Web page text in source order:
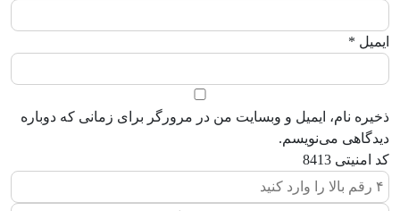
ایمیل *
ذخیره نام، ایمیل و وبسایت من در مرورگر برای زمانی که دوباره
دیدگاهی می‌نویسم.
کد امنیتی 8413